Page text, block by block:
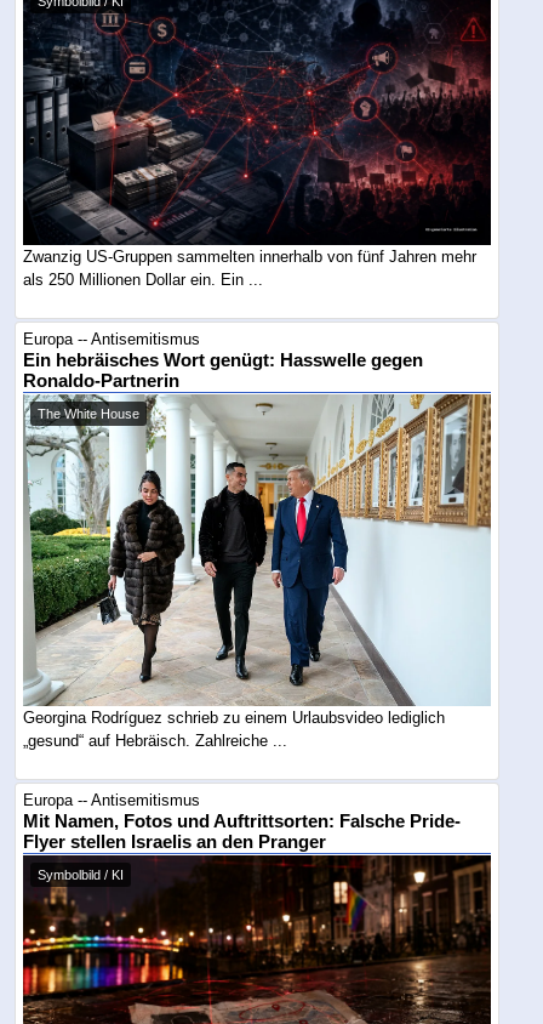
Zwanzig US-Gruppen sammelten innerhalb von fünf Jahren mehr
als 250 Millionen Dollar ein. Ein ...
Europa -- Antisemitismus
Ein hebräisches Wort genügt: Hasswelle gegen
Ronaldo-Partnerin
The White House
Georgina Rodríguez schrieb zu einem Urlaubsvideo lediglich
„gesund“ auf Hebräisch. Zahlreiche ...
Europa -- Antisemitismus
Mit Namen, Fotos und Auftrittsorten: Falsche Pride-
Flyer stellen Israelis an den Pranger
Symbolbild / KI